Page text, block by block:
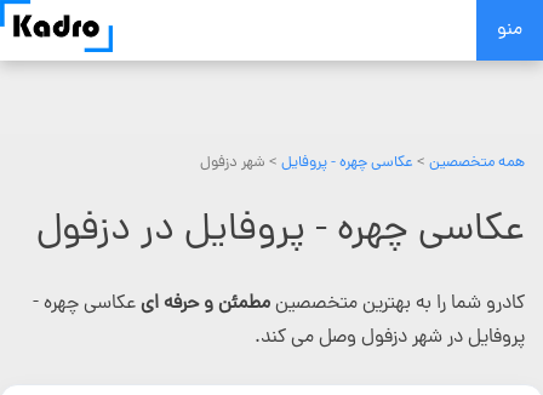
Skip
منو
همه متخصصین > عکاسی چهره - پروفایل > شهر دزفول
عکاسی چهره - پروفایل در دزفول
کادرو شما را به بهترین متخصصینمطمئن و حرفه ایعکاسی چهره -
پروفایل در شهر دزفول وصل می کند.